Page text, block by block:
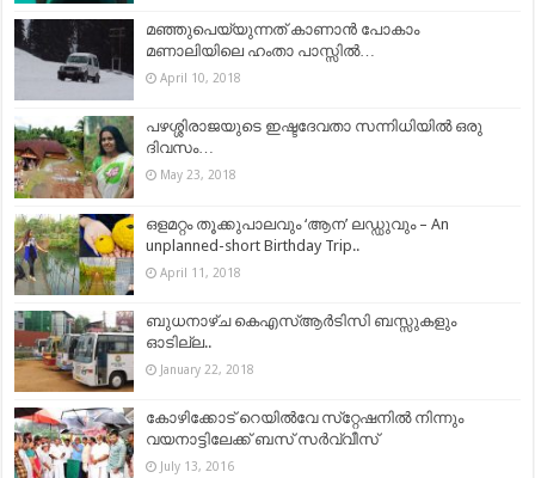
മഞ്ഞുപെയ്യുന്നത് കാണാൻ പോകാം
മണാലിയിലെ ഹംതാ പാസ്സിൽ…
April 10, 2018
പഴശ്ശിരാജയുടെ ഇഷ്ടദേവതാ സന്നിധിയിൽ ഒരു
ദിവസം…
May 23, 2018
ഒളമറ്റം തൂക്കുപാലവും ‘ആന’ ലഡ്ഡുവും – An
unplanned-short Birthday Trip..
April 11, 2018
ബുധനാഴ്ച കെഎസ്ആര്‍ടിസി ബസ്സുകളും
ഓടില്ല..
January 22, 2018
കോഴിക്കോട് റെയിൽവേ സ്‌റ്റേഷനിൽ നിന്നും
വയനാട്ടിലേക്ക് ബസ് സര്‍വ്വീസ്
July 13, 2016